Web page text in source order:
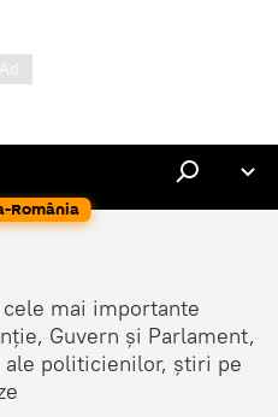
România
mai importante
Guvern și Parlament,
politicienilor, știri pe